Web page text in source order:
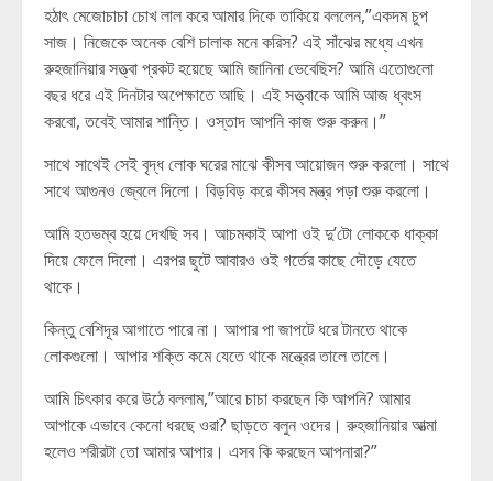
হঠাৎ মেজোচাচা চোখ লাল করে আমার দিকে তাকিয়ে বললেন,”একদম চুপ
সাজ। নিজেকে অনেক বেশি চালাক মনে করিস? এই সাঁঝের মধ্যে এখন
রুহজানিয়ার সত্ত্বা প্রকট হয়েছে আমি জানিনা ভেবেছিস? আমি এতোগুলো
বছর ধরে এই দিনটার অপেক্ষাতে আছি। এই সত্ত্বাকে আমি আজ ধ্বংস
করবো, তবেই আমার শান্তি। ওস্তাদ আপনি কাজ শুরু করুন।”
সাথে সাথেই সেই বৃদ্ধ লোক ঘরের মাঝে কীসব আয়োজন শুরু করলো। সাথে
সাথে আগুনও জ্বেলে দিলো। বিড়বিড় করে কীসব মন্ত্র পড়া শুরু করলো।
আমি হতভম্ব হয়ে দেখছি সব। আচমকাই আপা ওই দু’টো লোককে ধাক্কা
দিয়ে ফেলে দিলো। এরপর ছুটে আবারও ওই গর্তের কাছে দৌড়ে যেতে
থাকে।
কিন্তু বেশিদূর আগাতে পারে না। আপার পা জাপটে ধরে টানতে থাকে
লোকগুলো। আপার শক্তি কমে যেতে থাকে মন্ত্রের তালে তালে।
আমি চিৎকার করে উঠে বললাম,”আরে চাচা করছেন কি আপনি? আমার
আপাকে এভাবে কেনো ধরছে ওরা? ছাড়তে বলুন ওদের। রুহজানিয়ার আত্মা
হলেও শরীরটা তো আমার আপার। এসব কি করছেন আপনারা?”